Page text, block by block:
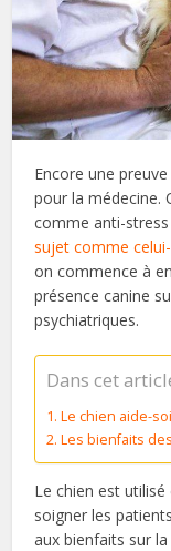
Encore une
pour la médecine.
comme anti-
sujet comme
on commence à
présence canine
psychiatriques.
Dans cet
Le chien aide-
Les bienfaits
Le chien est
soigner les
aux bienfaits sur